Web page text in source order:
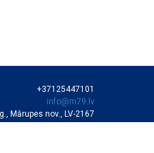
+37125447101
info@m79.lv
Mārupes nov., LV-2167